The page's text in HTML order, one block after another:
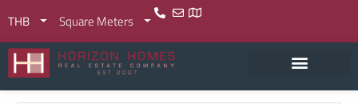
THB Square Meters